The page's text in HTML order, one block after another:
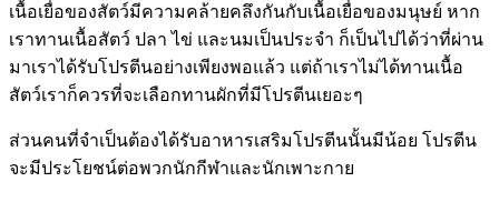
เนื้อเยื่อของสัตว์มีความคล้ายคลึงกันกับเนื้อเยื่อของมนุษย์ หาก
เราทานเนื้อสัตว์ ปลา ไข่ และนมเป็นประจำ ก็เป็นไปได้ว่าที่ผ่าน
มาเราได้รับโปรตีนอย่างเพียงพอแล้ว แต่ถ้าเราไม่ได้ทานเนื้อ
สัตว์เราก็ควรที่จะเลือกทานผักที่มีโปรตีนเยอะๆ
ส่วนคนที่จำเป็นต้องได้รับอาหารเสริมโปรตีนนั้นมีน้อย โปรตีน
จะมีประโยชน์ต่อพวกนักกีฬาและนักเพาะกาย